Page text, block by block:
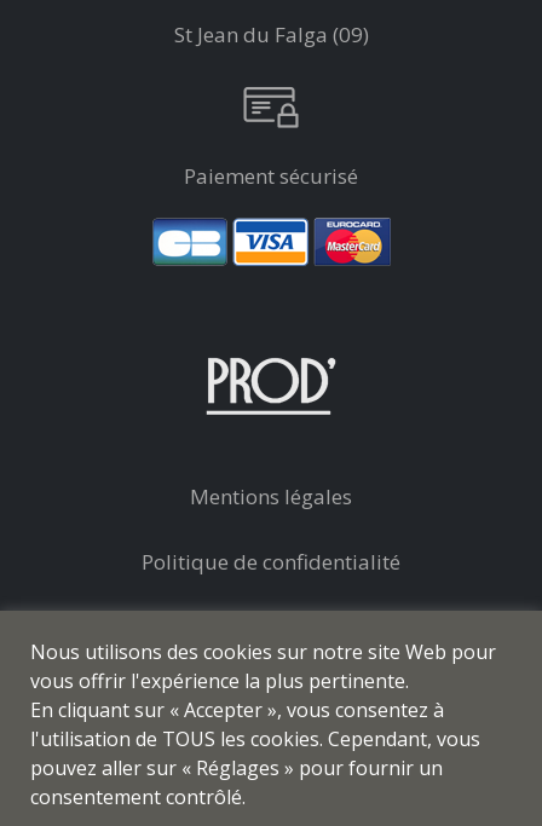
St Jean du Falga (09)
Paiement sécurisé
Mentions légales
Politique de confidentialité
© prod-coiffure.com - Tous droits réservés
Nous utilisons des cookies sur notre site Web pour
vous offrir l'expérience la plus pertinente.
En cliquant sur « Accepter », vous consentez à
l'utilisation de TOUS les cookies. Cependant, vous
pouvez aller sur « Réglages » pour fournir un
consentement contrôlé.